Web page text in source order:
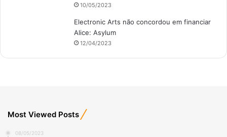
10/05/2023
Electronic Arts não concordou em financiar
Alice: Asylum
12/04/2023
Most Viewed Posts
08/05/2023